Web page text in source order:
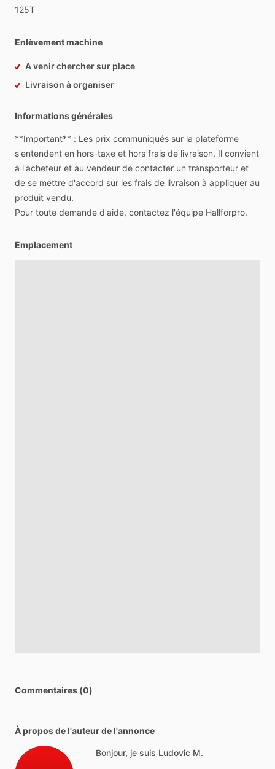
125T
Enlèvement machine
A venir chercher sur place
Livraison à organiser
Informations générales
**Important** : Les prix communiqués sur la plateforme
s'entendent en hors-taxe et hors frais de livraison. Il convient
à l'acheteur et au vendeur de contacter un transporteur et
de se mettre d'accord sur les frais de livraison à appliquer au
produit vendu.
Pour toute demande d'aide, contactez l'équipe Hallforpro.
Emplacement
Commentaires (0)
À propos de l'auteur de l'annonce
Bonjour, je suis Ludovic M.